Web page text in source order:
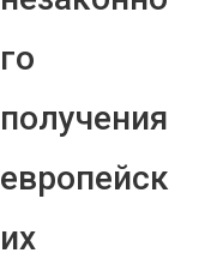
го
получения
европейск
их